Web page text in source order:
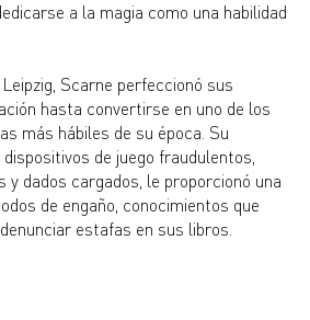
a la magia como una habilidad
Scarne perfeccionó sus
hasta convertirse en uno de los
más hábiles de su época. Su
de juego fraudulentos,
dados cargados, le proporcionó una
de engaño, conocimientos que
estafas en sus libros.